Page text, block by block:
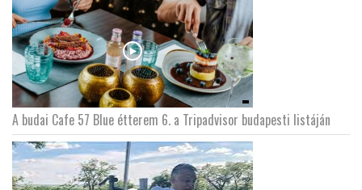
A budai Cafe 57 Blue étterem 6. a Tripadvisor budapesti listáján